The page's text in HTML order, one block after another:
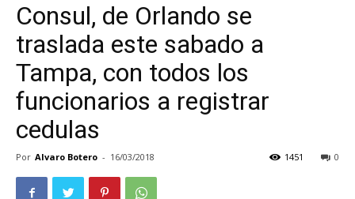
Notiloco
de
Consul, de Orlando se
traslada este sabado a
Tampa, con todos los
funcionarios a registrar
cedulas
Por Alvaro Botero - 16/03/2018 0
1451